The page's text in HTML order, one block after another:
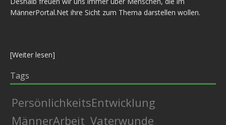
MännerPortal.Net ihre Sicht zum Thema darstellen wollen.
[Weiter lesen]
Tags
PersönlichkeitsEntwicklung
MännerArbeit Vaterwunde